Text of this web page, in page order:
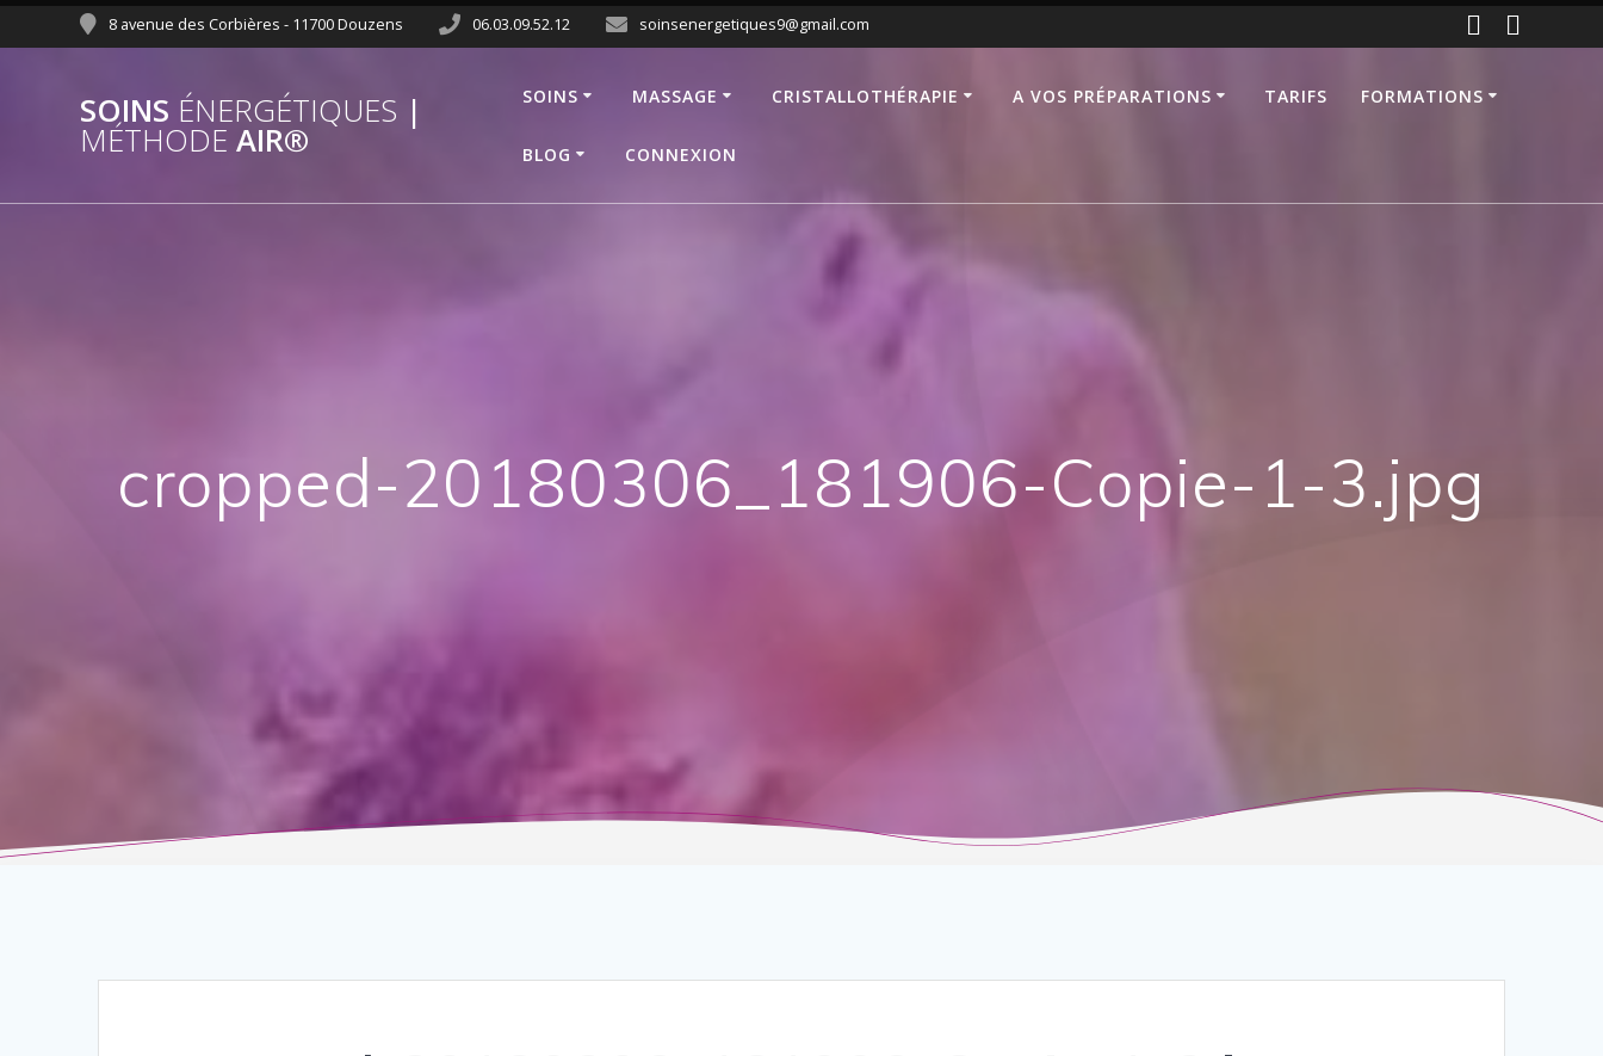
8 avenue des Corbières - 11700 Douzens 06.03.09.52.12 soinsenergetiques9@gmail.com
SOINS ÉNERGÉTIQUES |
MÉTHODE AIR®
SOINS MASSAGE CRISTALLOTHÉRAPIE A VOS PRÉPARATIONS TARIFS FORMATIONS
BLOG CONNEXION
cropped-20180306_181906-Copie-1-3.jpg